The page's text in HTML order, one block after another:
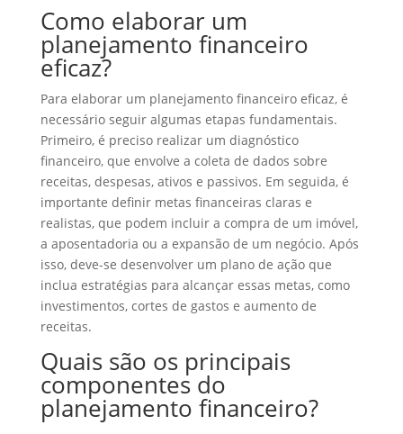
Como elaborar um
planejamento financeiro
eficaz?
Para elaborar um planejamento financeiro eficaz, é
necessário seguir algumas etapas fundamentais.
Primeiro, é preciso realizar um diagnóstico
financeiro, que envolve a coleta de dados sobre
receitas, despesas, ativos e passivos. Em seguida, é
importante definir metas financeiras claras e
realistas, que podem incluir a compra de um imóvel,
a aposentadoria ou a expansão de um negócio. Após
isso, deve-se desenvolver um plano de ação que
inclua estratégias para alcançar essas metas, como
investimentos, cortes de gastos e aumento de
receitas.
Quais são os principais
componentes do
planejamento financeiro?